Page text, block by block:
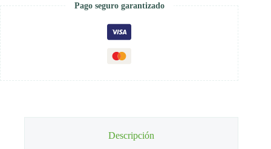
Pago seguro garantizado
Descripción